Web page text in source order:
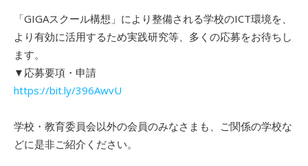
「GIGAスクール構想」により整備される学校のICT環境を、
より有効に活用するため実践研究等、多くの応募をお待ちし
ます。
▼応募要項・申請
https://bit.ly/396AwvU
学校・教育委員会以外の会員のみなさまも、ご関係の学校な
どに是非ご紹介ください。